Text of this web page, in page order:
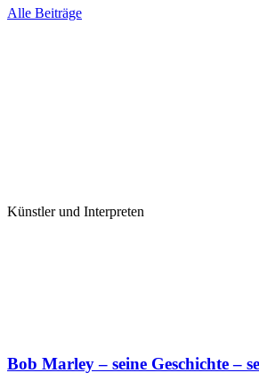
Alle Beiträge
Künstler und Interpreten
Bob Marley – seine Geschichte –